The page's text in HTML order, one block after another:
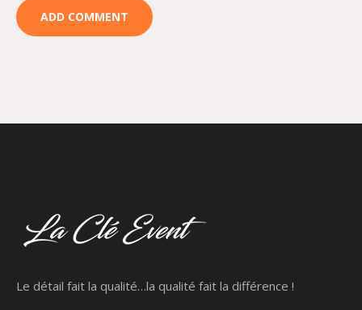
Le détail fait la qualité…la qualité fait la différence !